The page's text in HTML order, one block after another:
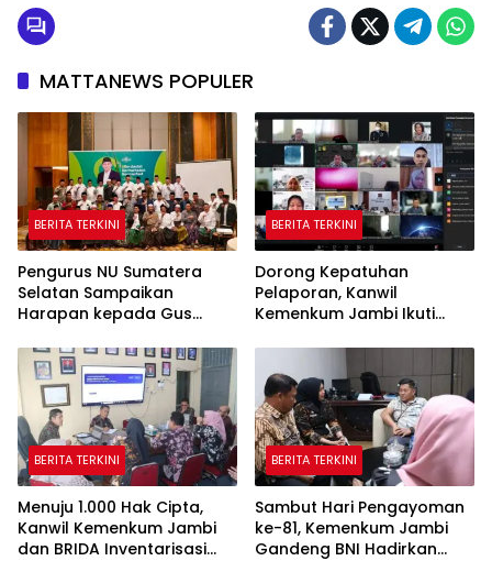
MATTANEWS POPULER
BERITA TERKINI
Pengurus NU Sumatera
Selatan Sampaikan
Harapan kepada Gus
Pesantren
BERITA TERKINI
Dorong Kepatuhan
Pelaporan, Kanwil
Kemenkum Jambi Ikuti
Korporasi Nonaktif Secara
Administratif
BERITA TERKINI
Menuju 1.000 Hak Cipta,
Kanwil Kemenkum Jambi
dan BRIDA Inventarisasi
BERITA TERKINI
Sambut Hari Pengayoman
ke-81, Kemenkum Jambi
Gandeng BNI Hadirkan